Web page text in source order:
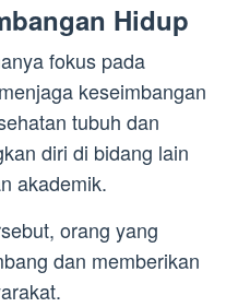
Hidup
fokus pada
keseimbangan
tubuh dan
diri di bidang lain
akademik.
orang yang
dan memberikan